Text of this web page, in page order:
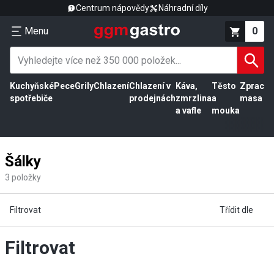
Centrum nápovědy Náhradní díly
Menu 0
Kuchyňské
spotřebiče
PeceGrilyChlazeníChlazení v
prodejnách
Káva,
zmrzlina
a vafle
Těsto
a
mouka
masa
Šálky
3 položky
Filtrovat Třídit dle
Filtrovat